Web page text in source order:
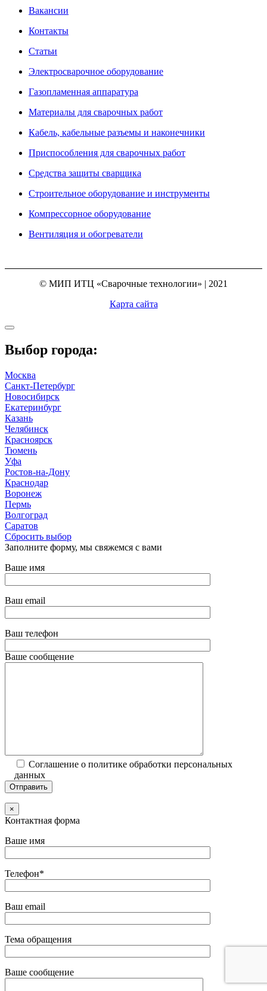
Вакансии
Контакты
Статьи
Электросварочное оборудование
Газопламенная аппаратура
Материалы для сварочных работ
Кабель, кабельные разъемы и наконечники
Приспособления для сварочных работ
Средства защиты сварщика
Строительное оборудование и инструменты
Компрессорное оборудование
Вентиляция и обогреватели
© МИП ИТЦ «Сварочные технологии» | 2021
Карта сайта
Выбор города:
Москва
Санкт-Петербург
Новосибирск
Екатеринбург
Казань
Челябинск
Красноярск
Тюмень
Уфа
Ростов-на-Дону
Краснодар
Воронеж
Пермь
Волгоград
Саратов
Сбросить выбор
Заполните форму, мы свяжемся с вами
Ваше имя
Ваш email
Ваш телефон
Ваше сообщение
Соглашение о политике обработки персональных
данных
×
Контактная форма
Ваше имя
Телефон*
Ваш email
Тема обращения
Ваше сообщение